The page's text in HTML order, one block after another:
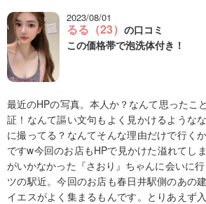
2023/08/01
るる（23） の口コミ
この価格帯で泡洗体付き！
最近のHPの写真。本人か？なんて思ったこ
証！なんて謳い文句もよく見かけるような
に撮ってる？なんてそんな理由だけで行く
ですw今回のお店もHPで見かけた溢れてし
がいかなかった『さおり』ちゃんに会いに
ツの駅近。今回のお店も春日井駅側のあの
イエスがよく集まるもんです。とりあえず